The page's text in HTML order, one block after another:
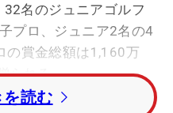
名のジュニアゴルフ
プロ、ジュニア2名の4
の賞金総額は1,160万
られる。
読む